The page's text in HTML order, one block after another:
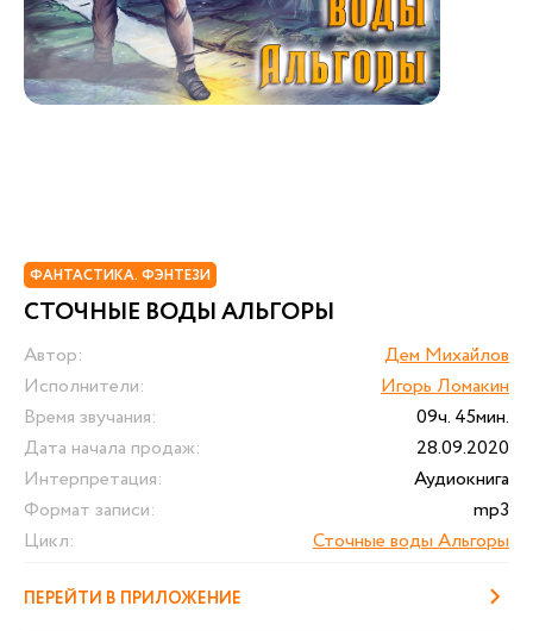
ФАНТАСТИКА. ФЭНТЕЗИ
СТОЧНЫЕ ВОДЫ АЛЬГОРЫ
Автор:
Дем Михайлов
Исполнители:
Игорь Ломакин
Время звучания:
09ч. 45мин.
Дата начала продаж:
28.09.2020
Интерпретация:
Аудиокнига
Формат записи:
mp3
Цикл:
Сточные воды Альгоры
ПЕРЕЙТИ В ПРИЛОЖЕНИЕ